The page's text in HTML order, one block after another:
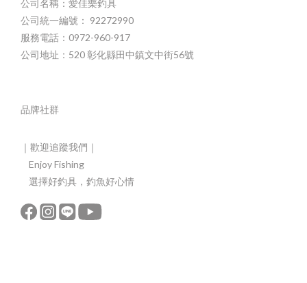
公司名稱：愛佳樂釣具
公司統一編號： 92272990
服務電話：0972-960-917
公司地址：520 彰化縣田中鎮文中街56號
品牌社群
｜歡迎追蹤我們｜
Enjoy Fishing
選擇好釣具，釣魚好心情